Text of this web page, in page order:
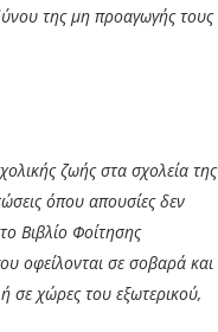
της μη προαγωγής τους
ζωής στα σχολεία της
όπου απουσίες δεν
Βιβλίο Φοίτησης
οφείλονται σε σοβαρά και
σε χώρες του εξωτερικού,